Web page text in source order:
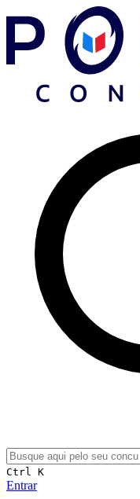
Ctrl K
Entrar